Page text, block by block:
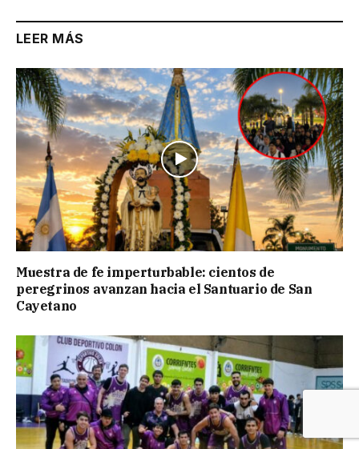
LEER MÁS
Muestra de fe imperturbable: cientos de
peregrinos avanzan hacia el Santuario de San
Cayetano